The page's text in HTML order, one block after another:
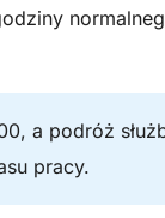
a podróż
pracy.